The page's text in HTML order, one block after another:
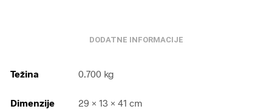
DODATNE INFORMACIJE
Težina 0.700 kg
Dimenzije 29 × 13 × 41 cm